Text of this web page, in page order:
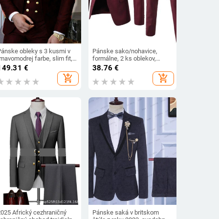
obleky s 3 kusmi v
farbe, slim fit,
ženíchove,
smokingy, formálne, na ples,
oblek na jeden gombík
(sako + nohavice + vesta)
€
add_shopping_cart
Pánske sako/nohavice,
formálne, 2 ks oblekov,
pánske svadobné, plesové,
slim fit, biznis, pracovné
oblečenie, obleky, ženíchové
sako, pánske formálne,
38.76 €
add_shopping_cart
Africký cezhraničný
Pánske saká v britskom